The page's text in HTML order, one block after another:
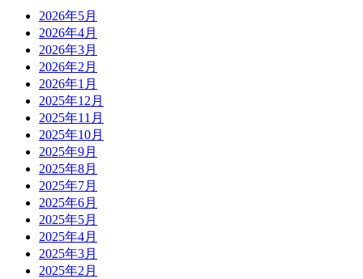
2026年5月
2026年4月
2026年3月
2026年2月
2026年1月
2025年12月
2025年11月
2025年10月
2025年9月
2025年8月
2025年7月
2025年6月
2025年5月
2025年4月
2025年3月
2025年2月